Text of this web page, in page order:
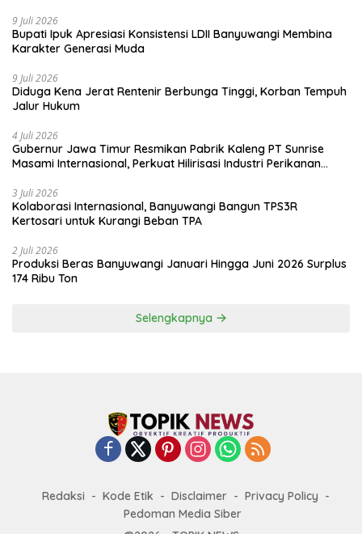
9 Juli 2026
Bupati Ipuk Apresiasi Konsistensi LDII Banyuwangi Membina
Karakter Generasi Muda
9 Juli 2026
Diduga Kena Jerat Rentenir Berbunga Tinggi, Korban Tempuh
Jalur Hukum
4 Juli 2026
Gubernur Jawa Timur Resmikan Pabrik Kaleng PT Sunrise
Masami Internasional, Perkuat Hilirisasi Industri Perikanan
3 Juli 2026
Kolaborasi Internasional, Banyuwangi Bangun TPS3R
Kertosari untuk Kurangi Beban TPA
2 Juli 2026
Produksi Beras Banyuwangi Januari Hingga Juni 2026 Surplus
174 Ribu Ton
Selengkapnya
Redaksi Kode Etik Disclaimer
Privacy Policy
Pedoman Media Siber